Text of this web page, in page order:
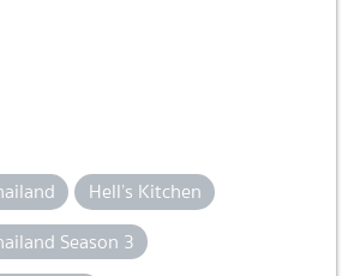
Hell’s Kitchen
Season 3